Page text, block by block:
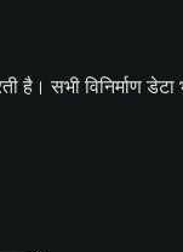
है। सभी विनिर्माण